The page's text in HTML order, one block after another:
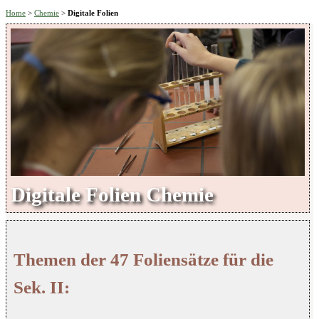
Home > Chemie > Digitale Folien
Digitale Folien Chemie
Themen der 47 Foliensätze für die
Sek. II: